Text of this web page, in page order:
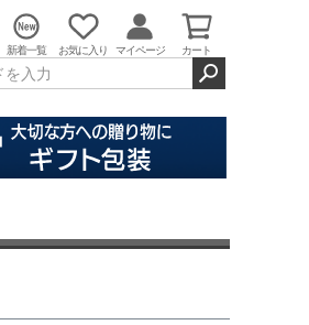
新着一覧 お気に入り マイページ カート